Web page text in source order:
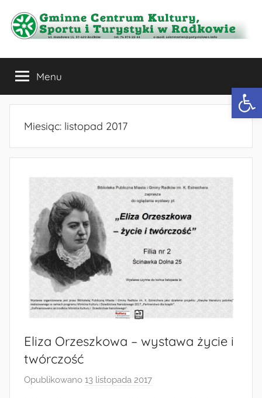
treści
Gminne
Centrum
Kultury,
Sportu
Turystyki
Radkowie
Menu
Miesiąc: listopad 2017
Eliza Orzeszkowa – wystawa życie i
twórczość
Opublikowano 13 listopada 2017